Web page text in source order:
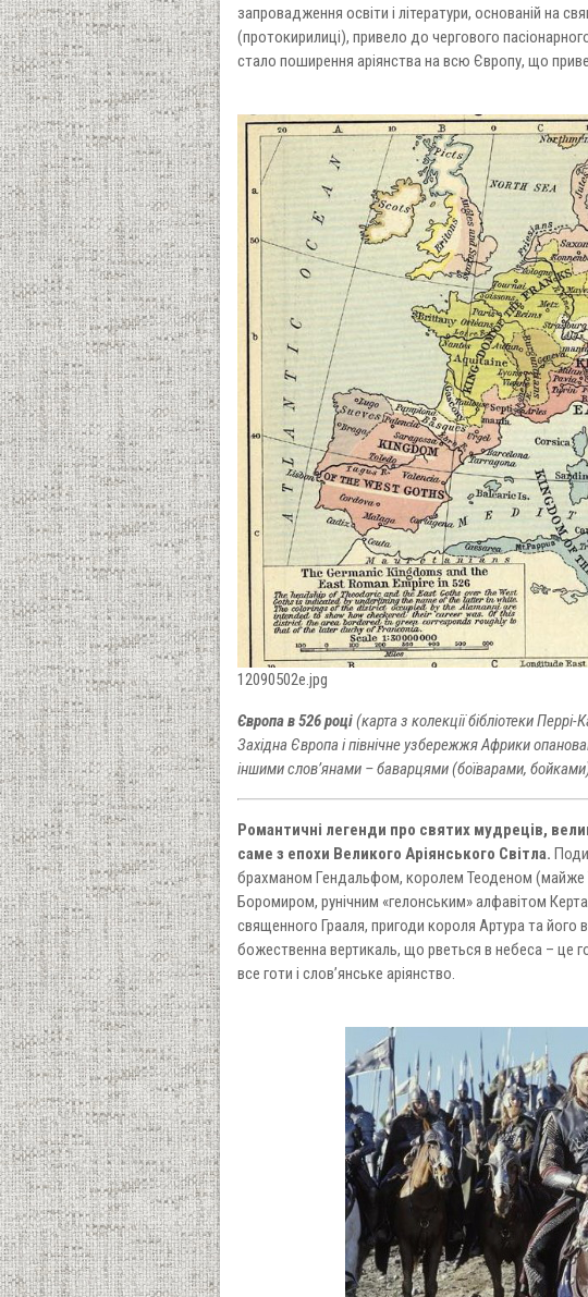
запровадження освіти і літератури, основаній на
(протокирилиці), привело до чергового
стало поширення аріянства на всю Європу, що
12090502e.jpg
Європа в 526 році(карта з колекції бібліотеки
Західна Європа і північне узбережжя Африки
іншими слов’янами – баварцями (боїварами, бойками)
Романтичні легенди про святих мудреців,
саме з епохи Великого Аріянського Світла.
брахманом Гендальфом, королем Теоденом
Боромиром, рунічним «гелонським» алфавітом
священного Грааля, пригоди короля Артура та його
божественна вертикаль, що рветься в небеса – це
все готи і слов’янське аріянство.